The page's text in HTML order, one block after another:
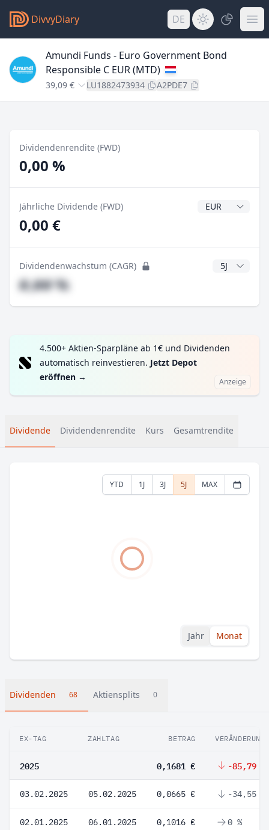
DivvyDiary DE
Amundi Funds - Euro Government Bond
Responsible C EUR (MTD)
39,09 € LU1882473934 A2PDE7
Dividendenrendite (FWD)
0,00 %
Jährliche Dividende (FWD)
0,00 €
Dividendenwachstum (CAGR) CAGR Jahre
#,## %
4.500+ Aktien-Sparpläne ab 1€ und Dividenden
automatisch reinvestieren. Jetzt Depot
eröffnen → Anzeige
Dividende Dividendenrendite Kurs Gesamtrendite
YTD 1J 3J 5J MAX
Jahr Monat
Dividenden 68 Aktiensplits 0
EX-TAG ZAHLTAG BETRAG VERÄNDERUNG
2025 0,1681 € -85,79 %
03.02.2025 05.02.2025 0,0665 € -34,55 %
02.01.2025 06.01.2025 0,1016 € 0 %